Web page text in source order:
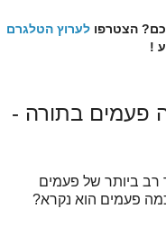
הצטרפו לערוץ הטלגרם
!
פעמים בתורה -
רב ביותר של פעמים
פעמים הוא נקרא?